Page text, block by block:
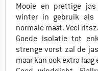
Mooie en prettige
winter in gebruik als
normale maat. Veel
Goede isolatie tot
strenge vorst zal de
maar kan ook extra